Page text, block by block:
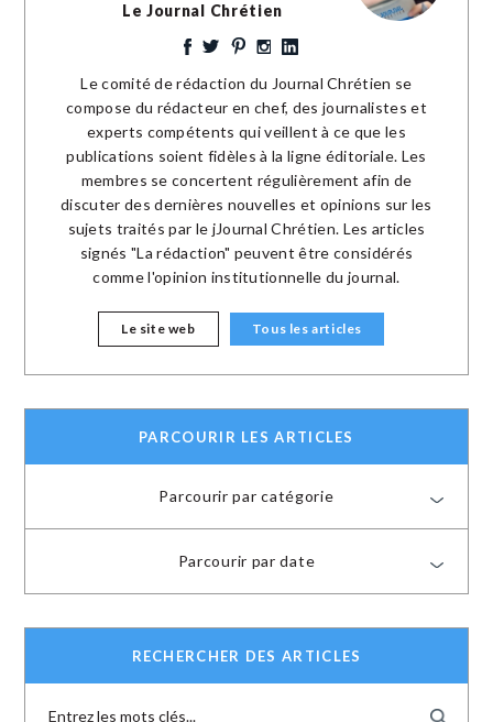
Le Journal Chrétien
Le comité de rédaction du Journal Chrétien se
compose du rédacteur en chef, des journalistes et
experts compétents qui veillent à ce que les
publications soient fidèles à la ligne éditoriale. Les
membres se concertent régulièrement afin de
discuter des dernières nouvelles et opinions sur les
sujets traités par le jJournal Chrétien. Les articles
signés "La rédaction" peuvent être considérés
comme l'opinion institutionnelle du journal.
Le site web Tous les articles
PARCOURIR LES ARTICLES
Parcourir par catégorie
Parcourir par date
RECHERCHER DES ARTICLES